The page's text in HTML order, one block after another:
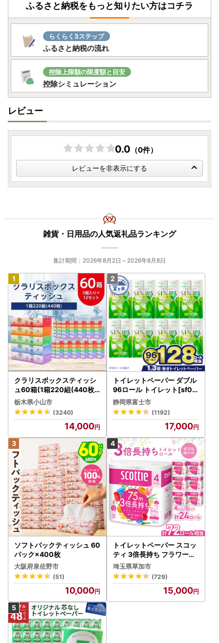
ふるさと納税をもっと知りたい方はコチラ
らくらく3ステップ
ふるさと納税の流れ
控除上限額の限度額と目安
控除シミュレーション
レビュー
0.0 （0件）
レビューを非表示にする
雑貨・日用品の人気返礼品ランキング
集計期間：2026年8月2日～2026年8月8日
クラリスボックスティッシ
ュ60箱(1箱220組(440枚))
(5個入り×12セット)【配送
不可地域：離島・沖縄県】
【1256759】
栃木県小山市
(3240)
14,000
トイレットペーパー ダブル
96ロール トイレット[sf00
1-012]
静岡県富士市
(1192)
17,000
ソフトパックティッシュ 60
パック×400枚
大阪府泉佐野市
(51)
10,000
トイレットペーパー スコッ
ティ 3倍長持ち フラワーパ
ック 4ロール×6P
埼玉県草加市
(729)
15,000